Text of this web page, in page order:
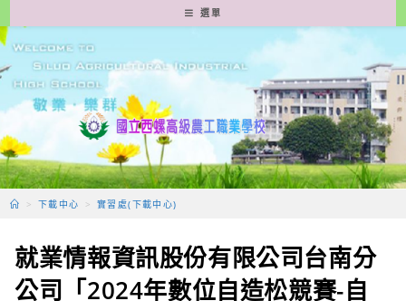
轉
至
要
容
選單
> 下載中心 > 實習處(下載中心)
就業情報資訊股份有限公司台南分
公司「2024年數位自造松競賽-自